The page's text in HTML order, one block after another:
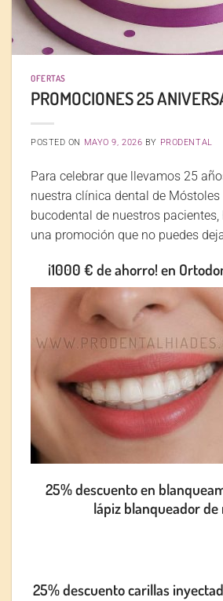
OFERTAS
PROMOCIONES 25
POSTED ON MAYO 9, 2026 BY PRODENTAL
Para celebrar que llevamos 25
nuestra clínica dental de
bucodental de nuestros
una promoción que no puedes
¡1000 € de ahorro! en
25% descuento en
lápiz blanqueador de
25% descuento carillas